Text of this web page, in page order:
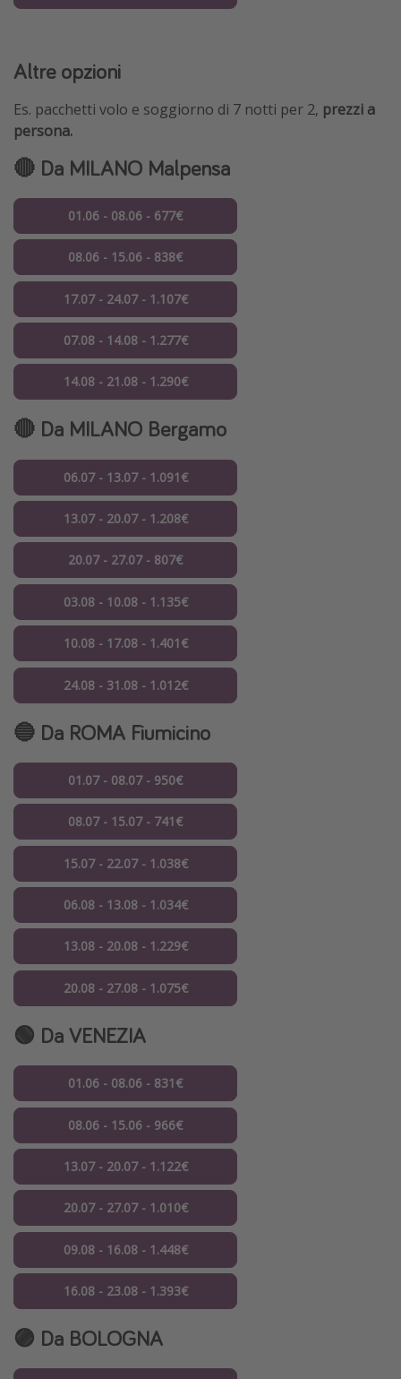
Altre opzioni
Es. pacchetti volo e soggiorno di 7 notti per 2, prezzi a
persona.
🔴 Da MILANO Malpensa
01.06 - 08.06 - 677€
08.06 - 15.06 - 838€
17.07 - 24.07 - 1.107€
07.08 - 14.08 - 1.277€
14.08 - 21.08 - 1.290€
🔴 Da MILANO Bergamo
06.07 - 13.07 - 1.091€
13.07 - 20.07 - 1.208€
20.07 - 27.07 - 807€
03.08 - 10.08 - 1.135€
10.08 - 17.08 - 1.401€
24.08 - 31.08 - 1.012€
🔵 Da ROMA Fiumicino
01.07 - 08.07 - 950€
08.07 - 15.07 - 741€
15.07 - 22.07 - 1.038€
06.08 - 13.08 - 1.034€
13.08 - 20.08 - 1.229€
20.08 - 27.08 - 1.075€
🟢 Da VENEZIA
01.06 - 08.06 - 831€
08.06 - 15.06 - 966€
13.07 - 20.07 - 1.122€
20.07 - 27.07 - 1.010€
09.08 - 16.08 - 1.448€
16.08 - 23.08 - 1.393€
🟣 Da BOLOGNA